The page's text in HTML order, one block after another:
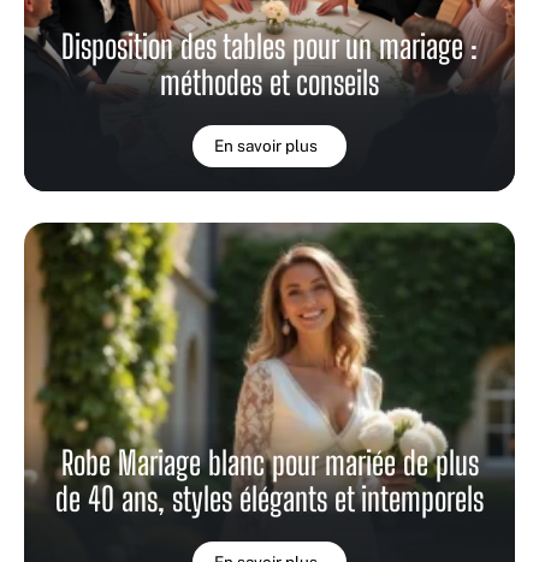
Disposition des tables pour un mariage :
méthodes et conseils
En savoir plus
Robe Mariage blanc pour mariée de plus
de 40 ans, styles élégants et intemporels